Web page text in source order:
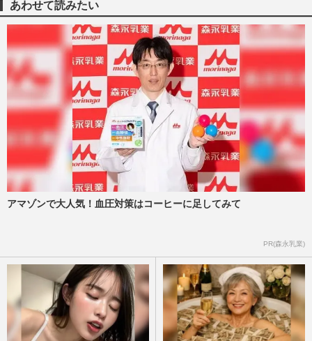
あわせて読みたい
アマゾンで大人気！血圧対策はコーヒーに足してみて
PR(森永乳業)